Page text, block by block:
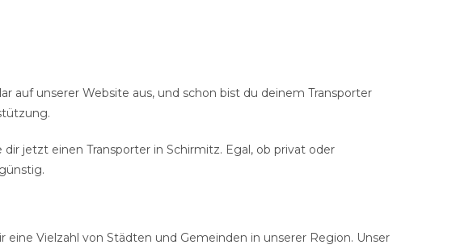
auf unserer Website aus, und schon bist du deinem Transporter
jetzt einen Transporter in Schirmitz. Egal, ob privat oder
Vielzahl von Städten und Gemeinden in unserer Region. Unser